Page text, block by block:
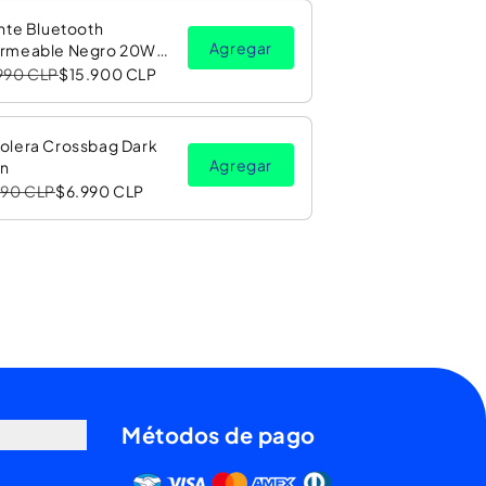
Bluetooth
Negro 20W
LED RGB PV26 Copec
CLP$15.900 CLP
Agregar
Crossbag Dark
CLP$6.990 CLP
Agregar
Métodos de pago